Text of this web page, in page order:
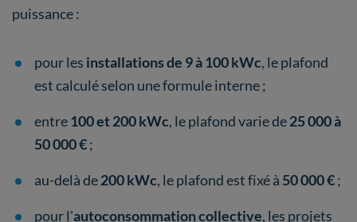
puissance :
pour les installations de 9 à 100 kWc, le plafond
est calculé selon une formule interne ;
entre100 et 200 kWc, le plafond varie de25 000 à
50 000 €;
au-delà de200 kWc, le plafond est fixé à 50 000 €;
pour l'autoconsommation collective, les projets